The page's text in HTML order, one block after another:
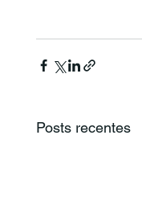
Posts recentes